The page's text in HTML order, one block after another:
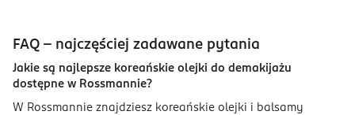
FAQ - najczęściej zadawane pytania
Jakie są najlepsze koreańskie olejki do demakijażu
dostępne w Rossmannie?
W Rossmannie znajdziesz koreańskie olejki i balsamy